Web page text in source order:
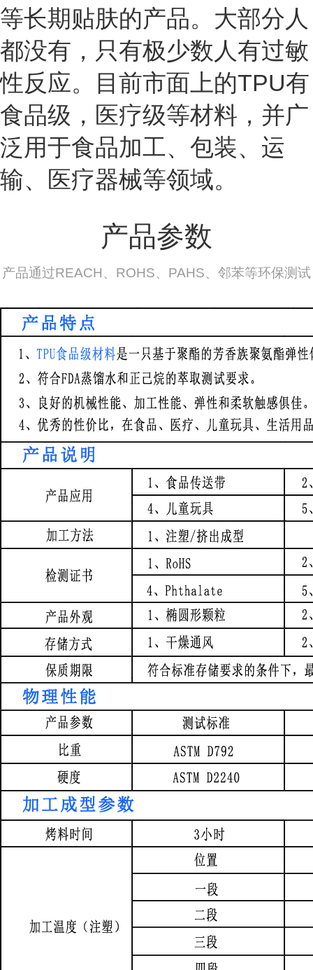
等长期贴肤的产品。大部分人
都没有，只有极少数人有过敏
性反应。目前市面上的TPU有
食品级，医疗级等材料，并广
泛用于食品加工、包装、运
输、医疗器械等领域。
产品参数
产品通过REACH、ROHS、PAHS、邻苯等环保测试